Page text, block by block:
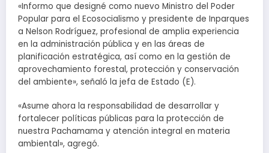
«Informo que designé como nuevo Ministro del Poder
Popular para el Ecosocialismo y presidente de Inparques
a Nelson Rodríguez, profesional de amplia experiencia
en la administración pública y en las áreas de
planificación estratégica, así como en la gestión de
aprovechamiento forestal, protección y conservación
del ambiente», señaló la jefa de Estado (E).
«Asume ahora la responsabilidad de desarrollar y
fortalecer políticas públicas para la protección de
nuestra Pachamama y atención integral en materia
ambiental», agregó.